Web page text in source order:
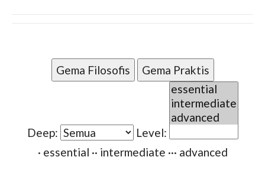
Gema Filosofis Gema Praktis
Deep:
Level:
· essential ·· intermediate ··· advanced